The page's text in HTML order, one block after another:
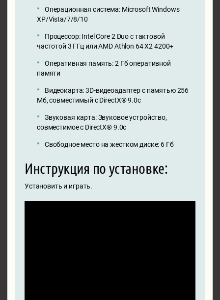
Операционная система: Microsoft Windows
XP/Vista/7/8/10
Процессор: Intel Core 2 Duo с тактовой
частотой 3 ГГц или AMD Athlon 64 X2 4200+
Оперативная память: 2 Гб оперативной
памяти
Видеокарта: 3D-видеоадаптер с памятью 256
Мб, совместимый с DirectX® 9.0с
Звуковая карта: Звуковое устройство,
совместимое с DirectX® 9.0с
Свободное место на жестком диске: 6 Гб
Инструкция по установке:
Установить и играть.